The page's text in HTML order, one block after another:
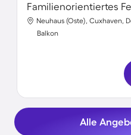
Neuhaus (Oste), Cuxhaven,
Balkon
Alle